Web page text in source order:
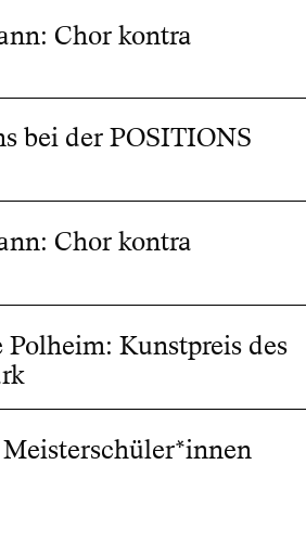
Chor kontra
bei der POSITIONS
Chor kontra
Polheim: Kunstpreis des